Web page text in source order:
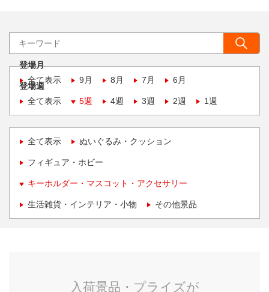
登場月
全て表示
9月 8月 7月 6月
登場週
全て表示
5週 4週 3週 2週 1週
全て表示 ぬいぐるみ・クッション
フィギュア・ホビー
キーホルダー・マスコット・アクセサリー
生活雑貨・インテリア・小物 その他景品